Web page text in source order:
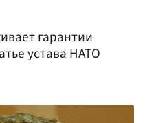
гарантии
устава НАТО